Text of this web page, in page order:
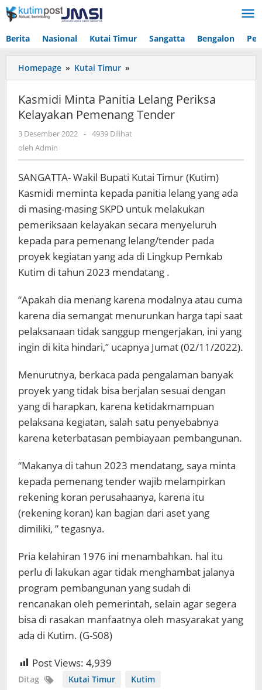
Lewati
ke
Berita Nasional Kutai Timur Sangatta Bengalon
Homepage » Kutai Timur »
Minta
Lelang
Periksa
Kasmidi Minta Panitia Lelang Periksa
Kelayakan Pemenang Tender
3 Desember 2022 oleh
- 4939 Dilihat
oleh Admin
SANGATTA- Wakil Bupati Kutai Timur (Kutim)
Kasmidi meminta kepada panitia lelang yang ada
di masing-masing SKPD untuk melakukan
pemeriksaan kelayakan secara menyeluruh
kepada para pemenang lelang/tender pada
proyek kegiatan yang ada di Lingkup Pemkab
Kutim di tahun 2023 mendatang .
“Apakah dia menang karena modalnya atau cuma
karena dia semangat menurunkan harga tapi saat
pelaksanaan tidak sanggup mengerjakan, ini yang
ingin di kita hindari,” ucapnya Jumat (02/11/2022).
Menurutnya, berkaca pada pengalaman banyak
proyek yang tidak bisa berjalan sesuai dengan
yang di harapkan, karena ketidakmampuan
pelaksana kegiatan, salah satu penyebabnya
karena keterbatasan pembiayaan pembangunan.
“Makanya di tahun 2023 mendatang, saya minta
kepada pemenang tender wajib melampirkan
rekening koran perusahaanya, karena itu
(rekening koran) kan bagian dari aset yang
dimiliki, ” tegasnya.
Pria kelahiran 1976 ini menambahkan. hal itu
perlu di lakukan agar tidak menghambat jalanya
program pembangunan yang sudah di
rencanakan oleh pemerintah, selain agar segera
bisa di rasakan manfaatnya oleh masyarakat yang
ada di Kutim. (G-S08)
Post Views: 4,939
Ditag Kutai Timur Kutim